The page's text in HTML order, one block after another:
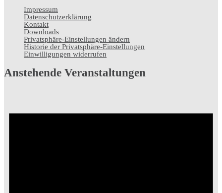
Impressum
Datenschutz­erklärung
Kontakt
Downloads
Privatsphäre-Einstellungen ändern
Historie der Privatsphäre-Einstellungen
Einwilligungen widerrufen
Anstehende Veranstaltungen